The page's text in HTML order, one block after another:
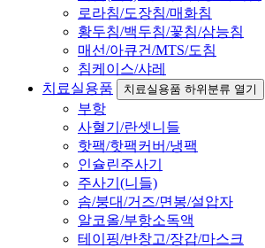
로라침/도장침/매화침
황두침/백두침/꽃침/삼능침
매선/아큐건/MTS/도침
침케이스/샤레
치료실용품
치료실용품 하위분류 열기
부항
사혈기/란셋니들
핫팩/핫팩커버/냉팩
인슐린주사기
주사기(니들)
솜/붕대/거즈/면봉/설압자
알코올/부항소독액
테이핑/반창고/장갑/마스크